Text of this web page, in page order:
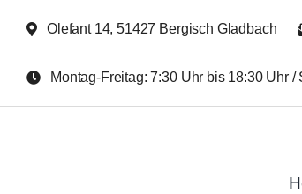
Inhalt
Olefant 14, 51427 Bergisch Gladbach
Montag-Freitag: 7:30 Uhr bis 18:30 Uhr